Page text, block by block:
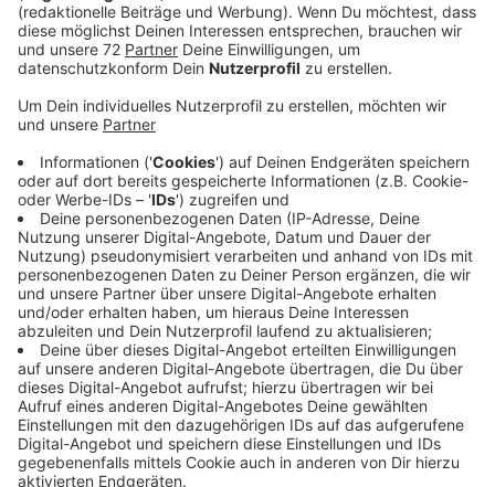
Der Münsteraner Theologe Michael Seewald hält den
als Synodalen Weg bekannten Reformprozess der
Katholischen Kirche für gescheitert. Er frage sich, über
was der Synodale Weg noch beraten wolle und was er
noch beschließen könne, nachdem der Vatikan den
Segen für homosexuelle Partnerschaften verweigert.
Anzeige
Drei von vier Themenkomplexen von Rom
"abgeräumt"
Anzeige
Im Synodalen Weg geht es um vier Themenkomplexe:
die Stellung der Frau in der Kirche, die kirchliche